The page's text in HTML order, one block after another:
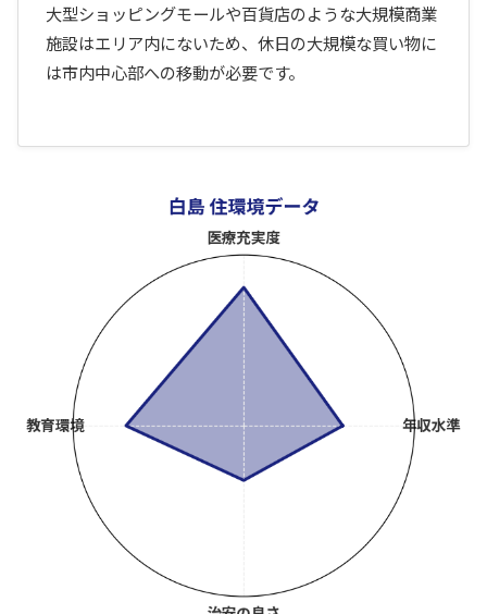
大型ショッピングモールや百貨店のような大規模商業
施設はエリア内にないため、休日の大規模な買い物に
は市内中心部への移動が必要です。